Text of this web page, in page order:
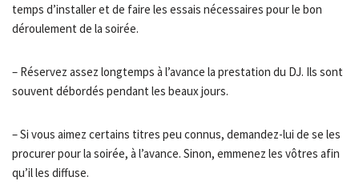
temps d’installer et de faire les essais nécessaires pour le bon
déroulement de la soirée.
– Réservez assez longtemps à l’avance la prestation du DJ. Ils sont
souvent débordés pendant les beaux jours.
– Si vous aimez certains titres peu connus, demandez-lui de se les
procurer pour la soirée, à l’avance. Sinon, emmenez les vôtres afin
qu’il les diffuse.